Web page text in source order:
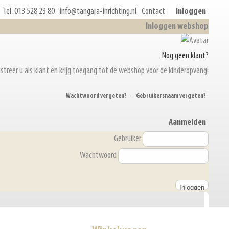
Tel. 013 528 23 80 info@tangara-inrichting.nl Contact
Inloggen
Inloggen webshop
Nog geen klant?
u als klant en krijg toegang tot de webshop voor de kinderopvang!
Wachtwoord vergeten? - Gebruikersnaam vergeten?
Aanmelden
Gebruiker
Wachtwoord